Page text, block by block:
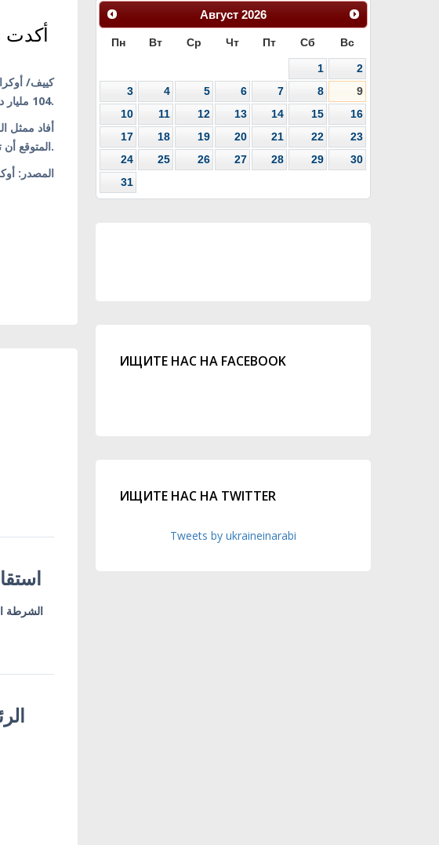
أكدت
104 مليار دولار لأوكرانيا والحزمة العشرين من العقوبات ضد روسيا.
أفاد ممثل
المتوقع أن تكتمل هذه الإجراءات ظهر غدٍ.
المصدر:
الشرطة
Август 2026
Пн Вт Ср Чт Пт Сб Вс
1
2
3
4 5 6 7 8
9
10
11 12 13 14 15
16
17
18 19 20 21 22
23
24
25 26 27 28 29
30
31
ИЩИТЕ НАС НА FACEBOOK
ИЩИТЕ НАС НА TWITTER
Tweets by ukraineinarabi